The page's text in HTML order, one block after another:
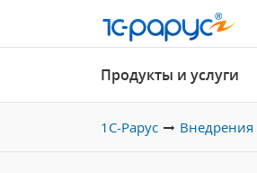
Продукты и услуги
1С-Рарус Внедрения